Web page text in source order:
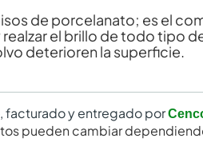
de porcelanato; es el
el brillo de todo tipo
deterioren la superficie.
facturado y entregado por
pueden cambiar